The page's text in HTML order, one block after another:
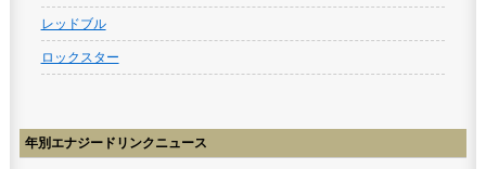
レッドブル
ロックスター
年別エナジードリンクニュース